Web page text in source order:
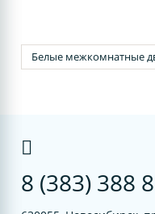
Белые межкомнатные
8 (383) 388